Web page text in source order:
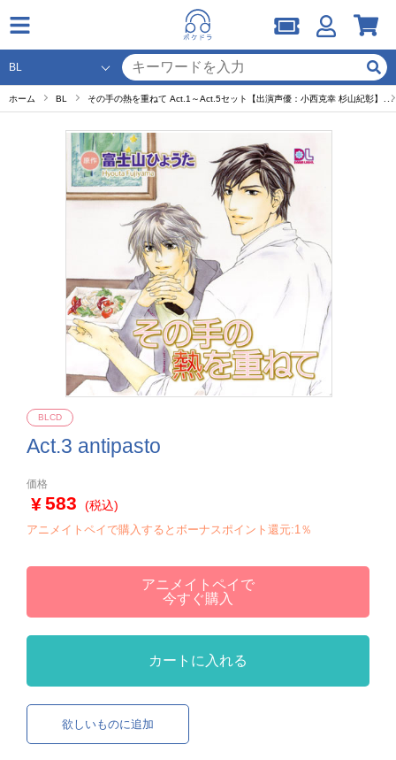
ホーム BL その手の熱を重ねて Act.1～Act.5セット【出演声優：小西克幸 杉山紀彰】
Act.3 antipasto
BLCD
価格
583 (税込)
アニメイトペイで購入するとボーナスポイント還元:1％
アニメイトペイで
今すぐ購入
カートに入れる
欲しいものに追加